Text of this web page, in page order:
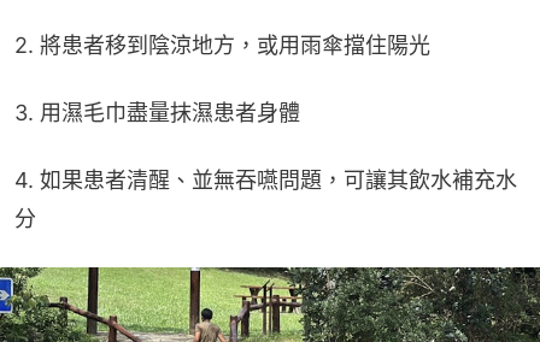
2. 將患者移到陰涼地方，或用雨傘擋住陽光
3. 用濕毛巾盡量抹濕患者身體
4. 如果患者清醒、並無吞嚥問題，可讓其飲水補充水
分